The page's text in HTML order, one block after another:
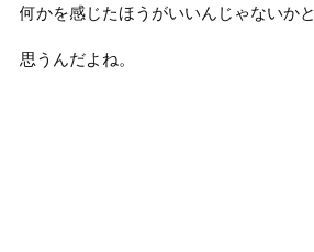
何かを感じたほうがいいんじゃないかと
思うんだよね。